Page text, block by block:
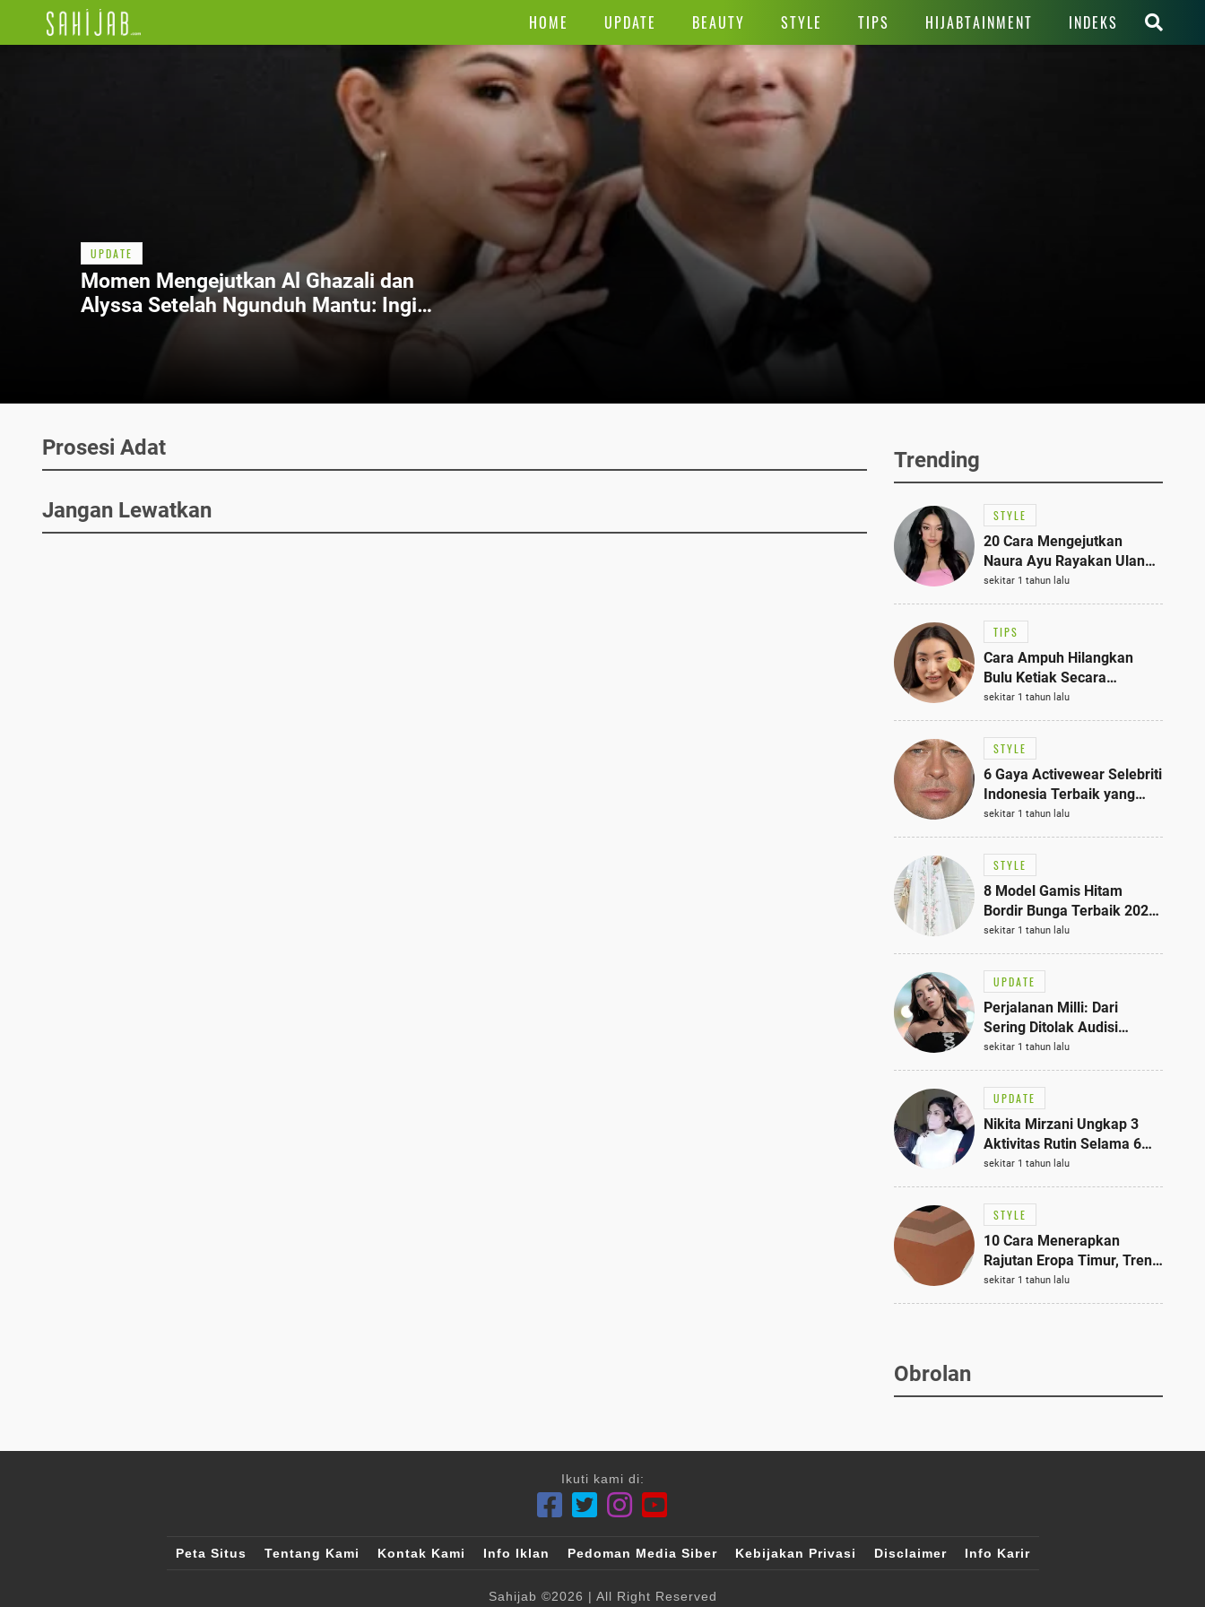
HOME UPDATE BEAUTY STYLE TIPS HIJABTAINMENT INDEKS
UPDATE
Momen Mengejutkan Al Ghazali dan
Alyssa Setelah Ngunduh Mantu: Ingin
Segera Punya 7 Anak
Prosesi Adat
Jangan Lewatkan
Trending
STYLE
20 Cara Mengejutkan
Naura Ayu Rayakan Ulang
Tahun di Panti Asuhan,
Terlihat Anggun dengan
Kaftan Cokelat
sekitar 1 tahun lalu
TIPS
Cara Ampuh Hilangkan
Bulu Ketiak Secara
Permanen dalam 5
Langkah Sederhana
sekitar 1 tahun lalu
STYLE
6 Gaya Activewear Selebriti
Indonesia Terbaik yang
Bisa Jadi Inspirasi
Fashionmu
sekitar 1 tahun lalu
STYLE
8 Model Gamis Hitam
Bordir Bunga Terbaik 2025,
Stylish untuk Hangout
hingga Acara Semi-Formal
sekitar 1 tahun lalu
UPDATE
Perjalanan Milli: Dari
Sering Ditolak Audisi
hingga Menjadi Rapper Top
10 Thailand
sekitar 1 tahun lalu
UPDATE
Nikita Mirzani Ungkap 3
Aktivitas Rutin Selama 6
Bulan di Rutan Pondok
Bambu, Terungkap!
sekitar 1 tahun lalu
STYLE
10 Cara Menerapkan
Rajutan Eropa Timur, Tren
Mode Terbaik dan Paling
Dicari 2023
sekitar 1 tahun lalu
Obrolan
Ikuti kami di:
Peta Situs Tentang Kami Kontak Kami Info Iklan Pedoman Media Siber Kebijakan Privasi Disclaimer Info Karir
Sahijab ©2026 | All Right Reserved